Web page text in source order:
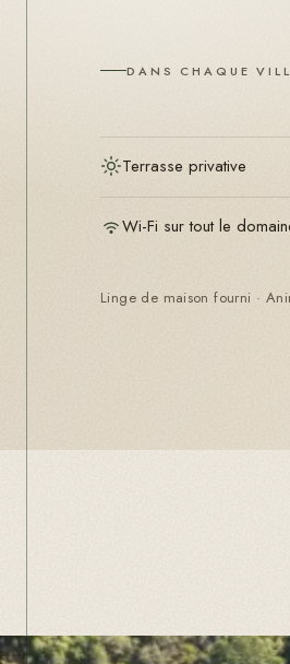
DANS CHAQUE
Terrasse privative
Wi-Fi sur tout le
Linge de maison fourni ·